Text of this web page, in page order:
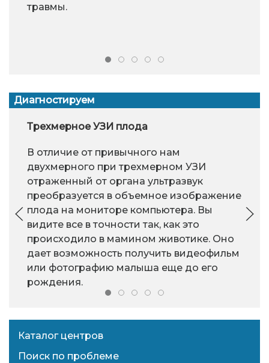
травмы.
Диагностируем
Трехмерное УЗИ плода
В отличие от привычного нам
двухмерного при трехмерном УЗИ
отраженный от органа ультразвук
преобразуется в объемное изображение
плода на мониторе компьютера. Вы
видите все в точности так, как это
происходило в мамином животике. Оно
дает возможность получить видеофильм
или фотографию малыша еще до его
рождения.
Каталог центров
Поиск по проблеме